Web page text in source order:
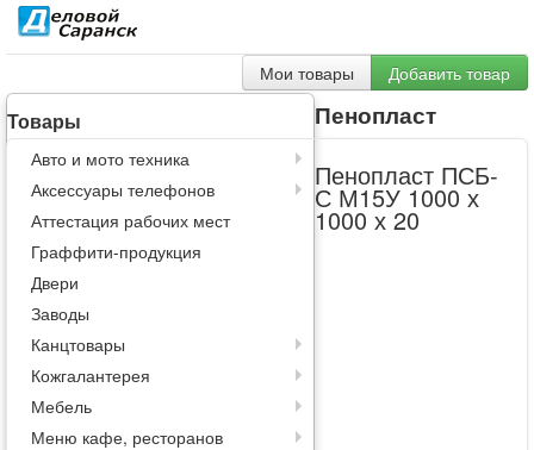
Мои товары Добавить товар
Товары
Авто и мото техника
Аксессуары телефонов
Аттестация рабочих мест
Граффити-продукция
Двери
Заводы
Канцтовары
Кожгалантерея
Мебель
Меню кафе, ресторанов
Пенопласт
Пенопласт ПСБ-
С М15У 1000 х
1000 х 20